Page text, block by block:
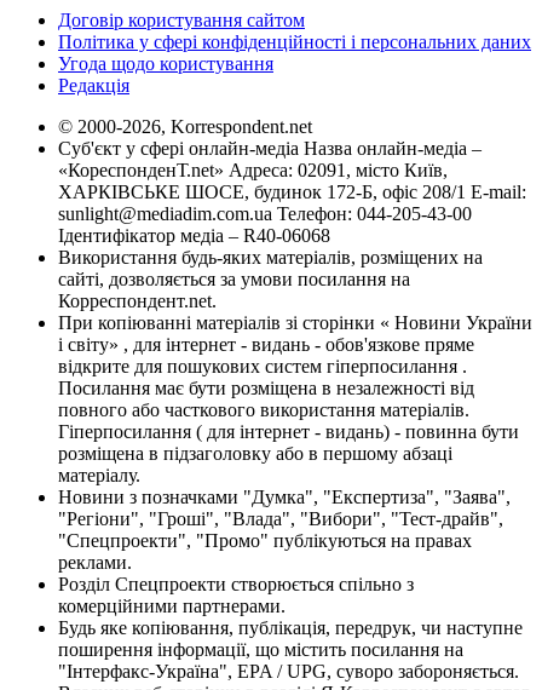
Договір користування сайтом
Політика у сфері конфіденційності і персональних даних
Угода щодо користування
Редакція
© 2000-2026, Korrespondent.net
Суб'єкт у сфері онлайн-медіа Назва онлайн-медіа –
«КореспонденТ.net» Адреса: 02091, місто Київ,
ХАРКІВСЬКЕ ШОСЕ, будинок 172-Б, офіс 208/1 E-mail:
sunlight@mediadim.com.ua Телефон: 044-205-43-00
Ідентифікатор медіа – R40-06068
Використання будь-яких матеріалів, розміщених на
сайті, дозволяється за умови посилання на
Корреспондент.net.
При копіюванні матеріалів зі сторінки « Новини України
і світу» , для інтернет - видань - обов'язкове пряме
відкрите для пошукових систем гіперпосилання .
Посилання має бути розміщена в незалежності від
повного або часткового використання матеріалів.
Гіперпосилання ( для інтернет - видань) - повинна бути
розміщена в підзаголовку або в першому абзаці
матеріалу.
Новини з позначками "Думка", "Експертиза", "Заява",
"Регіони", "Гроші", "Влада", "Вибори", "Тест-драйв",
"Спецпроекти", "Промо" публікуються на правах
реклами.
Розділ Спецпроекти створюється спільно з
комерційними партнерами.
Будь яке копіювання, публікація, передрук, чи наступне
поширення інформації, що містить посилання на
"Інтерфакс-Україна", EPA / UPG, суворо забороняється.